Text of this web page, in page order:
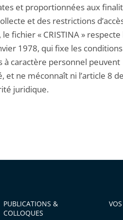
et proportionnées aux
et des restrictions
fichier « CRISTINA » respecte
1978, qui fixe les conditions
à caractère personnel peuvent
et ne méconnaît ni l’article 8
juridique.
PUBLICATIONS &
COLLOQUES